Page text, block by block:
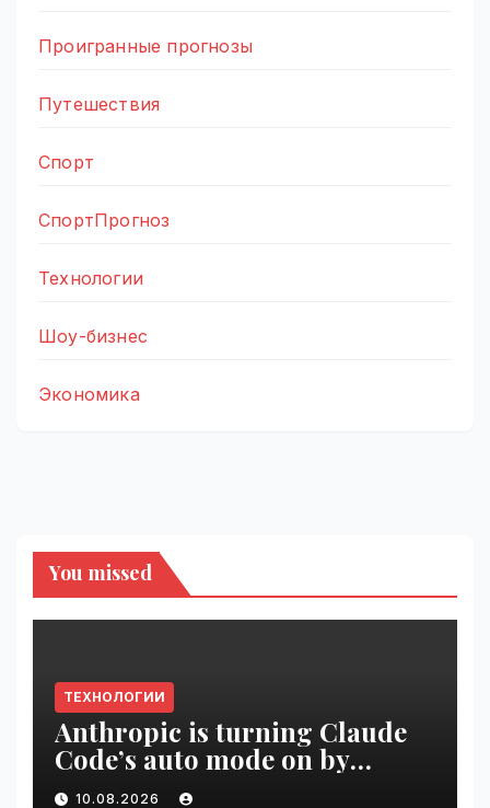
Проигранные прогнозы
Путешествия
Спорт
СпортПрогноз
Технологии
Шоу-бизнес
Экономика
You missed
ТЕХНОЛОГИИ
Anthropic is turning Claude
Code’s auto mode on by
default | VseTime.ru
10.08.2026